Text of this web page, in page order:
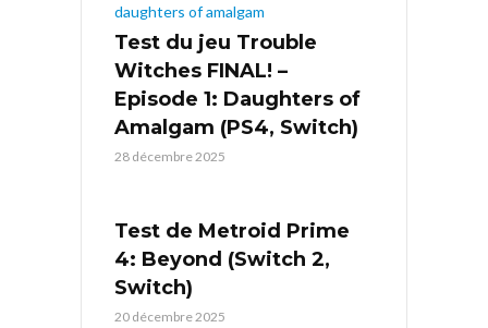
Test du jeu Trouble
Witches FINAL! –
Episode 1: Daughters of
Amalgam (PS4, Switch)
28 décembre 2025
Test de Metroid Prime
4: Beyond (Switch 2,
Switch)
20 décembre 2025